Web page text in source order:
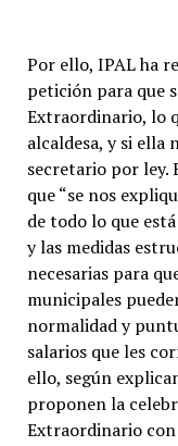
Por ello, IPAL ha
petición para que
Extraordinario, lo
alcaldesa, y si ella
secretario por ley.
que “se nos
de todo lo que
y las medidas
necesarias para
municipales
normalidad y
salarios que les
ello, según
proponen la
Extraordinario